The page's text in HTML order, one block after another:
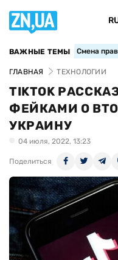
ВАЖНЫЕ ТЕМЫ Смена
ГЛАВНАЯ ТЕХНОЛОГИИ
TIKTOK
ФЕЙКАМИ О
УКРАИНУ
04 июля, 2022, 13:23
Поделиться